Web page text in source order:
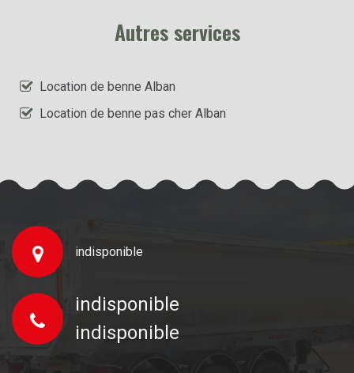
Autres services
Location de benne Alban
Location de benne pas cher Alban
indisponible
indisponible
indisponible